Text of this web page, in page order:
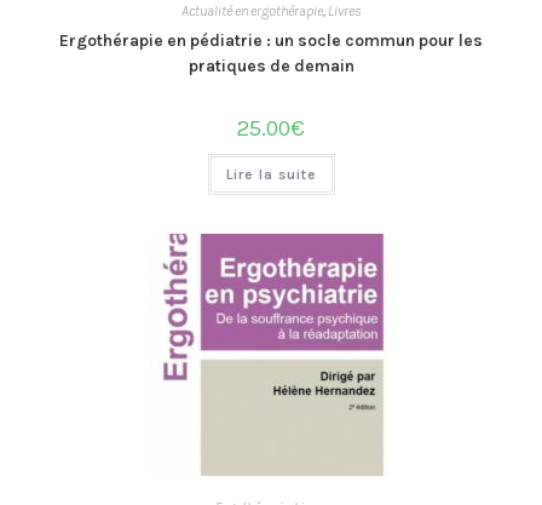
Actualité en ergothérapie, Livres
Ergothérapie en pédiatrie : un socle commun pour les
pratiques de demain
25.00€
Lire la suite